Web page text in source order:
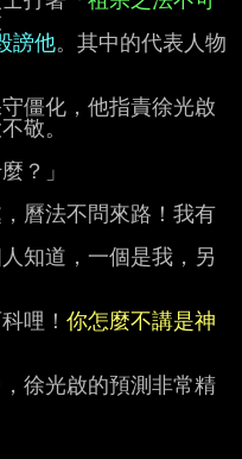
謗他。其中的代表人物
僵化，他指責徐光啟
敬。
？」
曆法不問來路！我有
哩！ 你怎麼不講是神
徐光啟的預測非常精